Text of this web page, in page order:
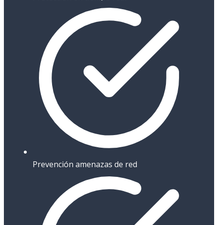
Prevención amenazas de red